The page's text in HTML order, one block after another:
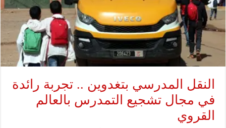
النقل المدرسي بتغدوين .. تجربة رائدة
في مجال تشجيع التمدرس بالعالم
القروي